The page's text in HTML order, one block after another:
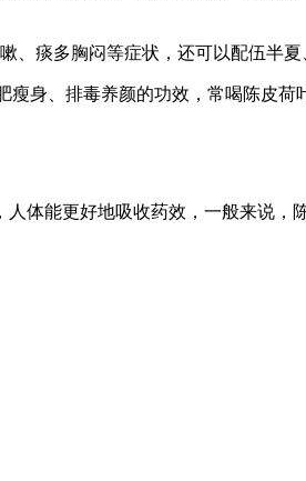
痰多胸闷等症状，还可以配伍半夏
身、排毒养颜的功效，常喝陈皮荷
体能更好地吸收药效，一般来说，